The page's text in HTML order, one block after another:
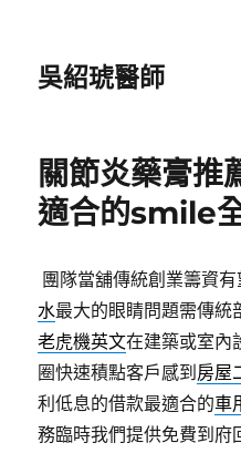
吳紹琥醫師
關節炎藥膏推
適合的smile
團隊當舖傳統創業籌資
水最大的眼睛問題需傳統
老虎機英文在建築或室內
圈快速積點客戶感到 房屋
利低息的借款最適合的車
務臨時我們提供免費到府